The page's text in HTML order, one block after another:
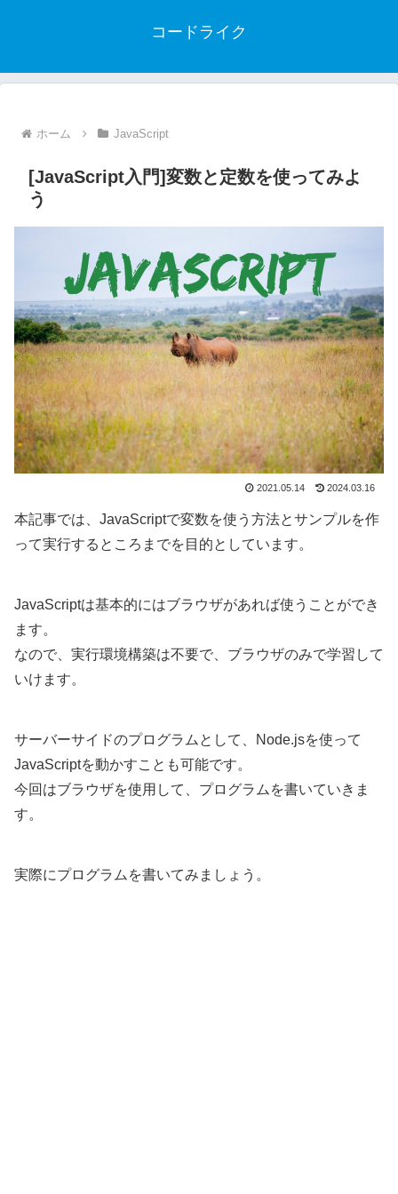
コードライク
ホーム JavaScript
[JavaScript入門]変数と定数を使ってみよ
う
2021.05.14 2024.03.16
本記事では、JavaScriptで変数を使う方法とサンプルを作
って実行するところまでを目的としています。
JavaScriptは基本的にはブラウザがあれば使うことができ
ます。
なので、実行環境構築は不要で、ブラウザのみで学習して
いけます。
サーバーサイドのプログラムとして、Node.jsを使って
JavaScriptを動かすことも可能です。
今回はブラウザを使用して、プログラムを書いていきま
す。
実際にプログラムを書いてみましょう。